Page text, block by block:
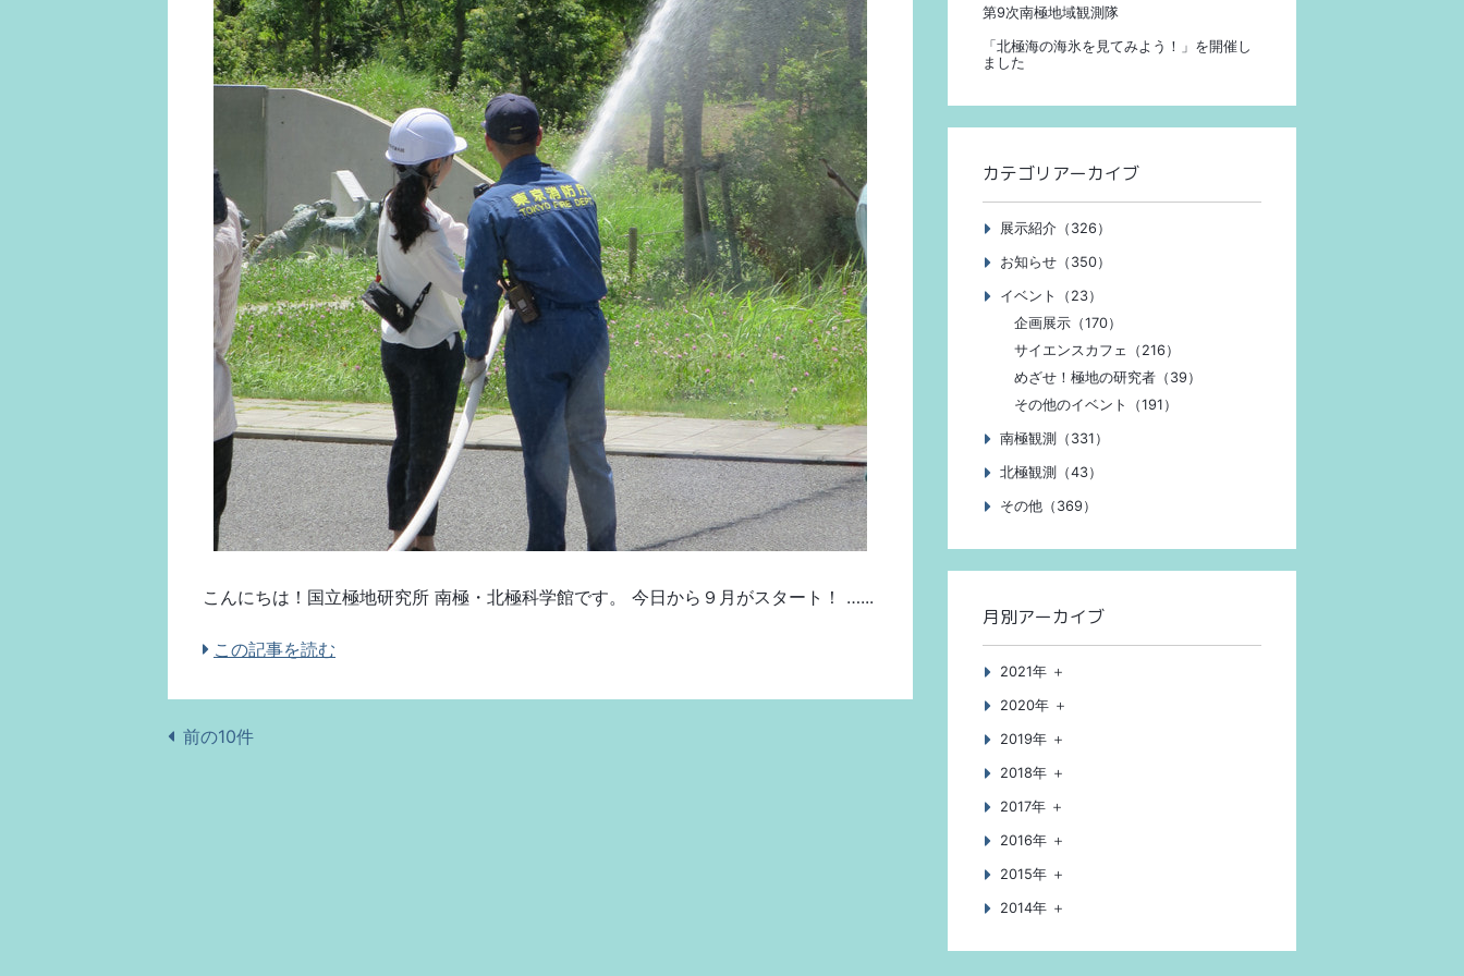
こんにちは！国立極地研究所 南極・北極科学館です。 今日から９月がスタート！ …...
この記事を読む
前の10件
第9次南極地域観測隊
「北極海の海氷を見てみよう！」を開催し
ました
カテゴリアーカイブ
展示紹介（326）
お知らせ（350）
イベント（23）
企画展示（170）
サイエンスカフェ（216）
めざせ！極地の研究者（39）
その他のイベント（191）
南極観測（331）
北極観測（43）
その他（369）
月別アーカイブ
2021年 ＋
2020年 ＋
2019年 ＋
2018年 ＋
2017年 ＋
2016年 ＋
2015年 ＋
2014年 ＋